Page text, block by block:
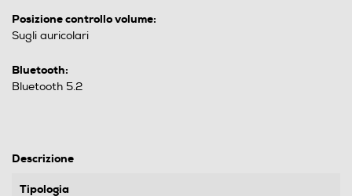
Posizione controllo volume:
Sugli auricolari
Bluetooth:
Bluetooth 5.2
Descrizione
Tipologia